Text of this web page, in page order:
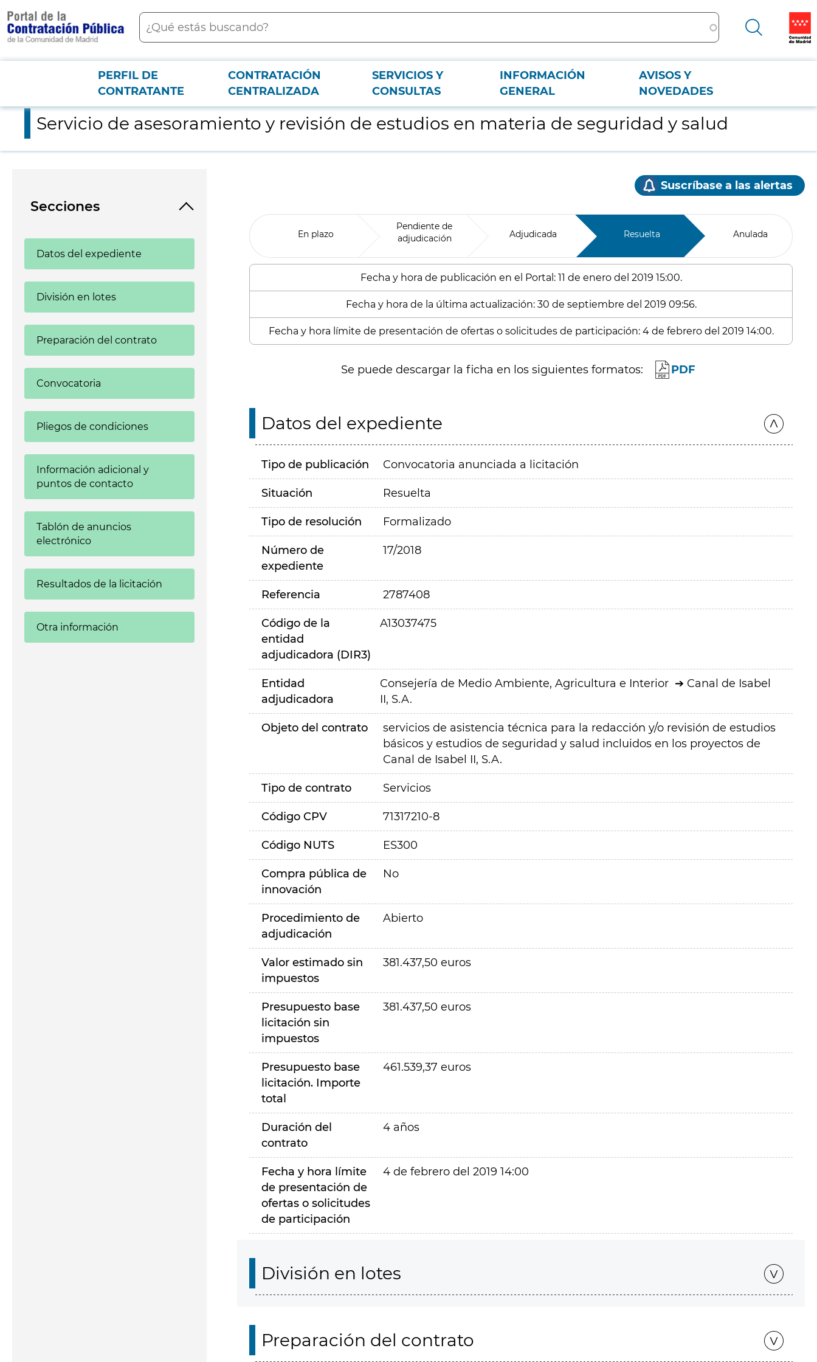
contenido
principal
Buscar
Menú PCON
PERFIL DE
CONTRATANTE
CONTRATACIÓN
CENTRALIZADA
SERVICIOS Y
CONSULTAS
INFORMACIÓN
GENERAL
AVISOS Y
NOVEDADES
Servicio de asesoramiento y revisión de estudios en materia de seguridad y salud
Servicio de asesoramiento y revisión de estudios en materia de seguridad y salud
Secciones
Datos del expediente
División en lotes
Preparación del contrato
Convocatoria
Pliegos de condiciones
Información adicional y
puntos de contacto
Tablón de anuncios
electrónico
Resultados de la licitación
Otra información
Suscríbase a las alertas
En plazo
Pendiente de
adjudicación
Adjudicada Resuelta Anulada
Fecha y hora de publicación en el Portal: 11 de enero del 2019 15:00.
Fecha y hora de la última actualización: 30 de septiembre del 2019 09:56.
Fecha y hora límite de presentación de ofertas o solicitudes de participación: 4 de febrero del 2019 14:00.
Se puede descargar la ficha en los siguientes formatos: PDF
Datos del expediente
Tipo de publicación Convocatoria anunciada a licitación
Situación Resuelta
Tipo de resolución Formalizado
Número de
expediente
17/2018
Referencia 2787408
Código de la
entidad
adjudicadora (DIR3)
A13037475
Entidad
adjudicadora
Consejería de Medio Ambiente, Agricultura e Interior
Canal de Isabel
II, S.A.
Objeto del contrato
servicios de asistencia técnica para la redacción y/o revisión de estudios
básicos y estudios de seguridad y salud incluidos en los proyectos de
Canal de Isabel II, S.A.
Tipo de contrato Servicios
Código CPV 71317210-8
Código NUTS ES300
Compra pública de
innovación
No
Procedimiento de
adjudicación
Abierto
Valor estimado sin
impuestos
381.437,50 euros
Presupuesto base
licitación sin
impuestos
381.437,50 euros
Presupuesto base
licitación. Importe
total
461.539,37 euros
Duración del
contrato
4 años
Fecha y hora límite
de presentación de
ofertas o solicitudes
de participación
4 de febrero del 2019 14:00
División en lotes
Preparación del contrato